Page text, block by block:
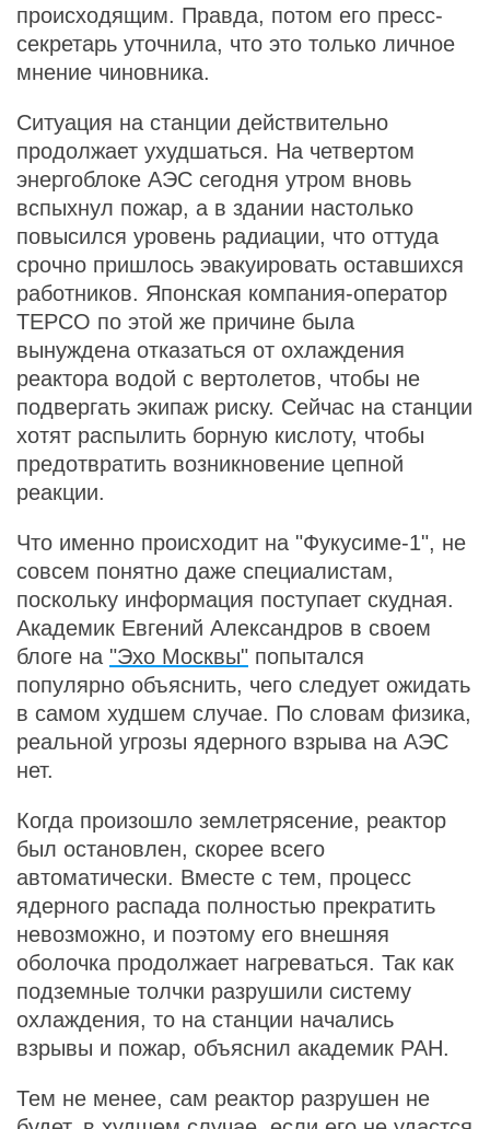
происходящим. Правда, потом его пресс-
секретарь уточнила, что это только личное
мнение чиновника.
Ситуация на станции действительно
продолжает ухудшаться. На четвертом
энергоблоке АЭС сегодня утром вновь
вспыхнул пожар, а в здании настолько
повысился уровень радиации, что оттуда
срочно пришлось эвакуировать оставшихся
работников. Японская компания-оператор
TEPCO по этой же причине была
вынуждена отказаться от охлаждения
реактора водой с вертолетов, чтобы не
подвергать экипаж риску. Сейчас на станции
хотят распылить борную кислоту, чтобы
предотвратить возникновение цепной
реакции.
Что именно происходит на "Фукусиме-1", не
совсем понятно даже специалистам,
поскольку информация поступает скудная.
Академик Евгений Александров в своем
блоге на "Эхо Москвы" попытался
популярно объяснить, чего следует ожидать
в самом худшем случае. По словам физика,
реальной угрозы ядерного взрыва на АЭС
нет.
Когда произошло землетрясение, реактор
был остановлен, скорее всего
автоматически. Вместе с тем, процесс
ядерного распада полностью прекратить
невозможно, и поэтому его внешняя
оболочка продолжает нагреваться. Так как
подземные толчки разрушили систему
охлаждения, то на станции начались
взрывы и пожар, объяснил академик РАН.
Тем не менее, сам реактор разрушен не